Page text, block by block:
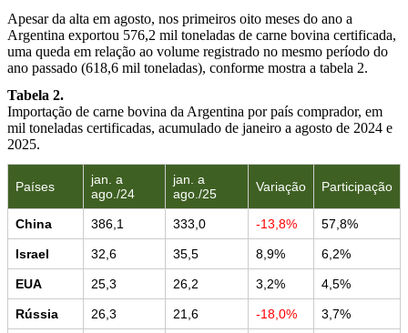
Apesar da alta em agosto, nos primeiros oito meses do ano a
Argentina exportou 576,2 mil toneladas de carne bovina certificada,
uma queda em relação ao volume registrado no mesmo período do
ano passado (618,6 mil toneladas), conforme mostra a tabela 2.
Tabela 2.
Importação de carne bovina da Argentina por país comprador, em
mil toneladas certificadas, acumulado de janeiro a agosto de 2024 e
2025.
Países
jan. a
ago./24
jan. a
ago./25
Variação Participação
China 386,1 333,0 -13,8% 57,8%
Israel 32,6 35,5 8,9% 6,2%
EUA 25,3 26,2 3,2% 4,5%
Rússia 26,3 21,6 -18,0% 3,7%